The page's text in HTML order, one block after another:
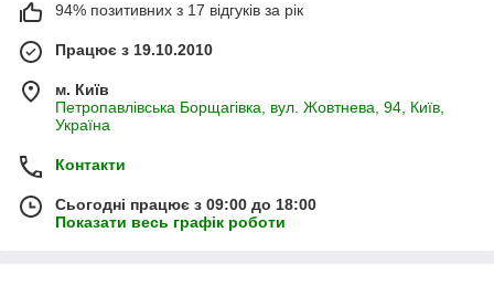
94% позитивних з 17 відгуків за рік
Працює з 19.10.2010
м. Київ
Петропавлівська Борщагівка, вул. Жовтнева, 94, Київ,
Україна
Контакти
Сьогодні працює з 09:00 до 18:00
Показати весь графік роботи